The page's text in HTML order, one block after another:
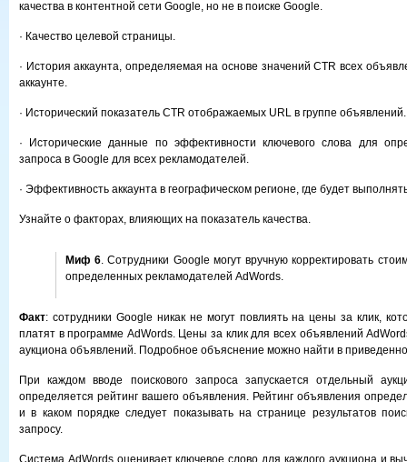
качества в контентной сети Google, но не в поиске Google.
· Качество целевой страницы.
· История аккаунта, определяемая на основе значений CTR всех
аккаунте.
· Исторический показатель CTR отображаемых URL в группе объявлений.
· Исторические данные по эффективности ключевого слова для
запроса в Google для всех рекламодателей.
· Эффективность аккаунта в географическом регионе, где будет
Узнайте о факторах, влияющих на показатель качества.
Миф 6. Сотрудники Google могут вручную корректировать
определенных рекламодателей AdWords.
Факт: сотрудники Google никак не могут повлиять на цены за клик,
платят в программе AdWords. Цены за клик для всех объявлений
аукциона объявлений. Подробное объяснение можно найти в
При каждом вводе поискового запроса запускается отдельный
определяется рейтинг вашего объявления. Рейтинг объявления
и в каком порядке следует показывать на странице результатов
запросу.
Система AdWords оценивает ключевое слово для каждого аукциона и